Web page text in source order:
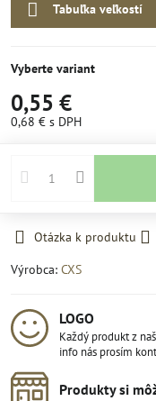
10
dní
Tabuľka veľkostí
Vyberte variant
0,55 €
0,68 € s DPH
Otázka k produktu
Výrobca: CXS
LOGO
Každý produkt z
info nás prosím
Produkty si